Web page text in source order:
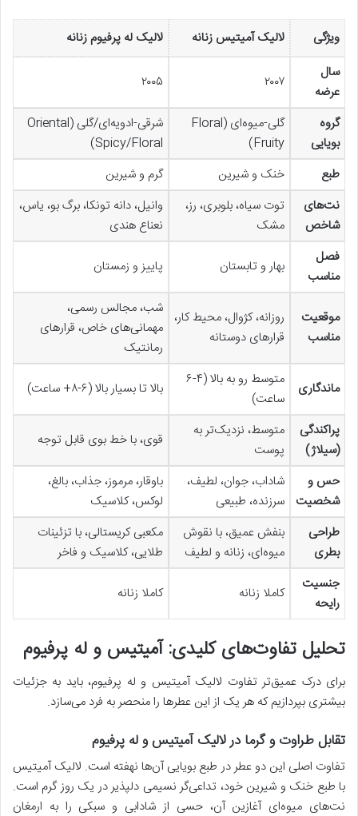
ویژگی لالیک آمیتیس زنانه
لالیک له پرفیوم زنانه
سال
عرضه
۲۰۰۷ ۲۰۰۵
گروه
بویایی
گلی-میوه‌ای (Floral
Fruity)
شرقی-ادویه‌ای/گلی (Oriental
Spicy/Floral)
طبع
خنک و شیرین
گرم و شیرین
نت‌های
شاخص
توت سیاه، بلوبری، رز،
مشک
وانیل، دانه تونکا، برگ بو، یاس،
نعناع هندی
فصل
مناسب
بهار و تابستان پاییز و زمستان
موقعیت
مناسب
روزانه، کژوال، محیط کار،
قرارهای دوستانه
شب، مجالس رسمی،
مهمانی‌های خاص، قرارهای
رمانتیک
ماندگاری
متوسط رو به بالا (۴-۶
ساعت)
بالا تا بسیار بالا (۶-۸+ ساعت)
پراکندگی
(سیلاژ)
متوسط، نزدیک‌تر به
پوست
قوی، با خط بوی قابل توجه
حس و
شخصیت
شاداب، جوان، لطیف،
سرزنده، طبیعی
باوقار، مرموز، جذاب، بالغ،
لوکس، کلاسیک
طراحی
بطری
بنفش عمیق، با نقوش
میوه‌ای، زنانه و لطیف
مکعبی کریستالی، با تزئینات
طلایی، کلاسیک و فاخر
جنسیت
رایحه
کاملا زنانه کاملا زنانه
تحلیل تفاوت‌های کلیدی: آمیتیس و له پرفیوم
برای درک عمیق‌تر تفاوت لالیک آمیتیس و له پرفیوم، باید به جزئیات
بیشتری بپردازیم که هر یک از این عطرها را منحصر به فرد می‌سازد.
تقابل طراوت و گرما در لالیک آمیتیس و له پرفیوم
تفاوت اصلی این دو عطر در طبع بویایی آن‌ها نهفته است. لالیک آمیتیس
با طبع خنک و شیرین خود، تداعی‌گر نسیمی دلپذیر در یک روز گرم است.
نت‌های میوه‌ای آغازین آن، حسی از شادابی و سبکی را به ارمغان